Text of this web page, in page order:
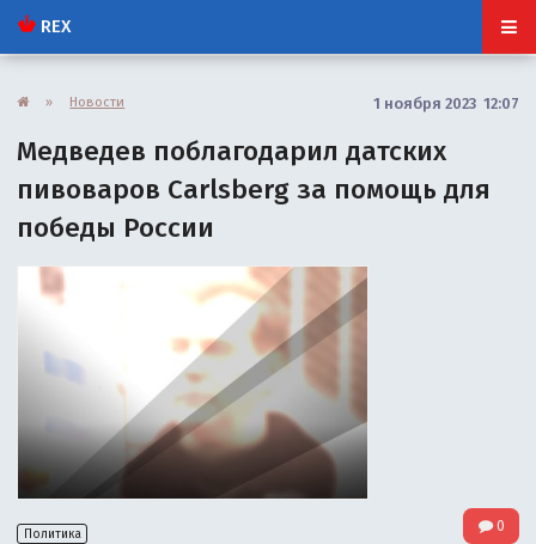
REX
» Новости 1 ноября 2023 12:07
Медведев поблагодарил датских
пивоваров Carlsberg за помощь для
победы России
Политика 0